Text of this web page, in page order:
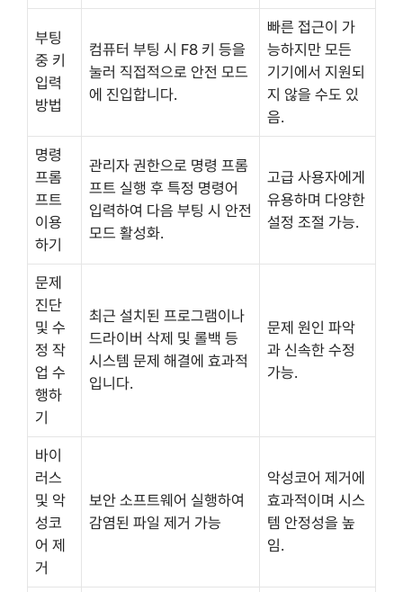
부팅
중 키
입력
방법
컴퓨터 부팅 시 F8 키 등을
눌러 직접적으로 안전 모드
에 진입합니다.
빠른 접근이 가
능하지만 모든
기기에서 지원되
지 않을 수도 있
음.
명령
프롬
프트
이용
하기
관리자 권한으로 명령 프롬
프트 실행 후 특정 명령어
입력하여 다음 부팅 시 안전
모드 활성화.
고급 사용자에게
유용하며 다양한
설정 조절 가능.
문제
진단
및 수
정 작
업 수
행하
기
최근 설치된 프로그램이나
드라이버 삭제 및 롤백 등
시스템 문제 해결에 효과적
입니다.
문제 원인 파악
과 신속한 수정
가능.
바이
러스
및 악
성코
어 제
거
보안 소프트웨어 실행하여
감염된 파일 제거 가능
악성코어 제거에
효과적이며 시스
템 안정성을 높
임.